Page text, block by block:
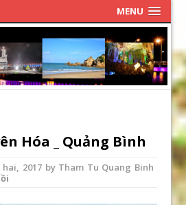
MENU
Hóa _ Quảng Bình
2017 by Tham Tu Quang Binh